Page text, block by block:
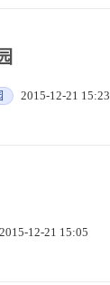
2015-12-21 15:23
2015-12-21 15:05